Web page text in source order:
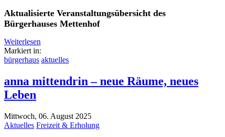
Aktualisierte Veranstaltungsübersicht des
Bürgerhauses Mettenhof
Weiterlesen
Markiert in:
bürgerhaus aktuelles
anna mittendrin – neue Räume, neues
Leben
Mittwoch, 06. August 2025
Aktuelles Freizeit & Erholung